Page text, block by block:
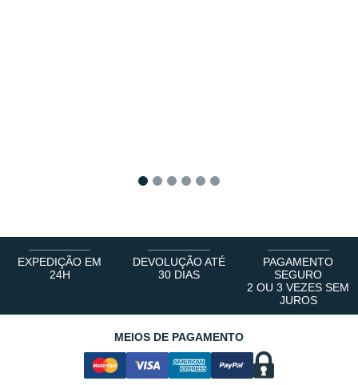
EXPEDIÇÃO EM
24H
DEVOLUÇÃO ATÉ
30 DIAS
PAGAMENTO
SEGURO
2 OU 3 VEZES SEM
JUROS
MEIOS DE PAGAMENTO